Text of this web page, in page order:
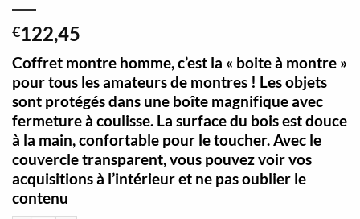
€122,45
Coffret montre homme, c’est la « boite à montre »
pour tous les amateurs de montres ! Les objets
sont protégés dans une boîte magnifique avec
fermeture à coulisse. La surface du bois est douce
à la main, confortable pour le toucher. Avec le
couvercle transparent, vous pouvez voir vos
acquisitions à l’intérieur et ne pas oublier le
contenu